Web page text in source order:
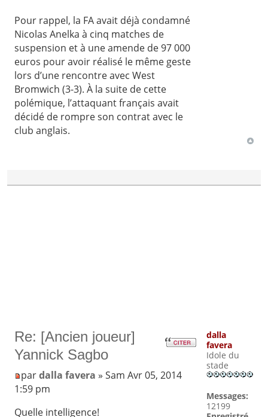
Pour rappel, la FA avait déjà condamné
Nicolas Anelka à cinq matches de
suspension et à une amende de 97 000
euros pour avoir réalisé le même geste
lors d’une rencontre avec West
Bromwich (3-3). À la suite de cette
polémique, l’attaquant français avait
décidé de rompre son contrat avec le
club anglais.
Re: [Ancien joueur]
Yannick Sagbo
pardalla favera » Sam Avr 05, 2014
1:59 pm
Quelle intelligence!
dalla
favera
Idole du
stade
Messages:
12199